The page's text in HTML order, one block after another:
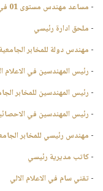
- مساعد مهندس مستوى 01 في الاعلام الالي
- ملحق ادارة رئيسي
- مهندس دولة للمخابر الجامعية
- رئيس المهندسين في الاعلام
- رئيس المهندسين للمخابر
- رئيس المهندسين في
- مهندس رئيسي للمخابر
-كاتب مديرية رئيسي
-تقني سام في الاعلام الالي